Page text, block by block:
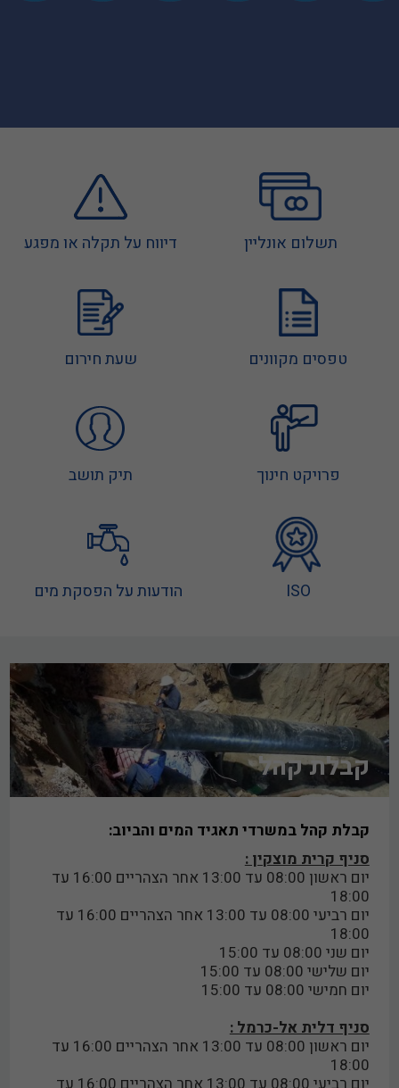
פרויקט חדש בדלית אל-כרמל - שיכונאת
עבודות יזומות בעיר קרית מוצקין
קריאת מד מים מרחוק - קר"מ
פלגי מוצקין תאגיד מים וביוב אזורי בע"מ, החל באחרונה לבצע
מדי קר"מ (קריאה מרחוק).
תרגיל חירום בדלית אל-כרמל
מוקד שיטפל בתקלות מים וביוב בנוסף על בירורים ותשלומים.
מספר טלפון חינם 1-800-800-232
תשלום אונליין דיווח על תקלה או מפגע
טפסים מקוונים שעת חירום
פרויקט חינוך תיק תושב
ISO הודעות על הפסקת מים
קבלת קהל
קבלת קהל במשרדי תאגיד המים והביוב:
סניף קרית מוצקין :
יום ראשון 08:00 עד 13:00 אחר הצהריים 16:00 עד
18:00
יום רביעי 08:00 עד 13:00 אחר הצהריים 16:00 עד
18:00
יום שני 08:00 עד 15:00
יום שלישי 08:00 עד 15:00
יום חמישי 08:00 עד 15:00
סניף דלית אל-כרמל :
יום ראשון 08:00 עד 13:00 אחר הצהריים 16:00 עד
18:00